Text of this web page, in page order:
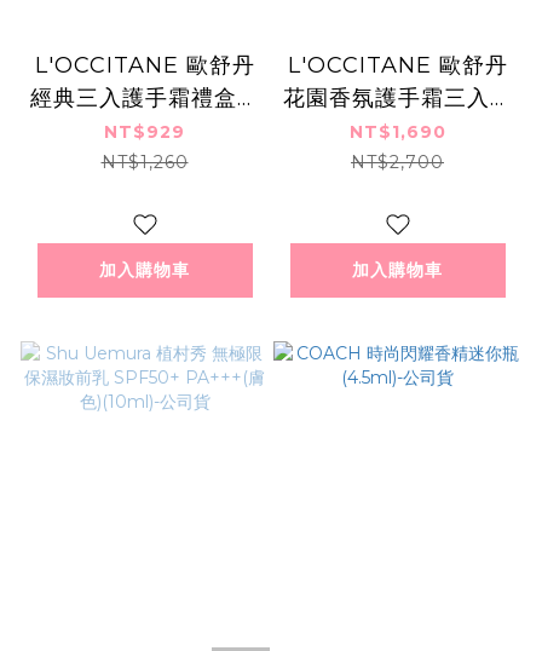
L'OCCITANE 歐舒丹
經典三入護手霜禮盒組
(30mlX3)]-多組合任
選-國際航空版
NT$929
NT$1,260
加入購物車
L'OCCITANE 歐舒丹
花園香氛護手霜三入組
(75mlX3)[櫻花+白薰
衣草+玫瑰]-國際航空
NT$1,690
NT$2,700
加入購物車